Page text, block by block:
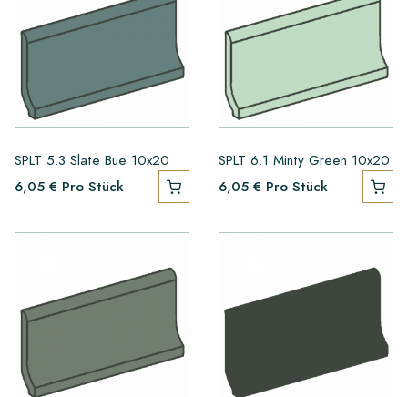
SPLT 5.3 Slate Bue 10x20
6,05 € Pro Stück
SPLT 6.1 Minty Green 10x20
6,05 € Pro Stück